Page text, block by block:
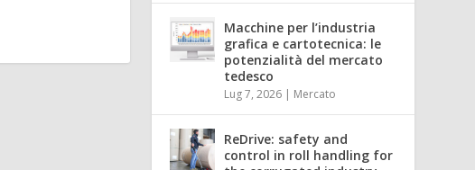
Macchine per l’industria
grafica e cartotecnica: le
potenzialità del mercato
tedesco
Lug 7, 2026 | Mercato
ReDrive: safety and
control in roll handling for